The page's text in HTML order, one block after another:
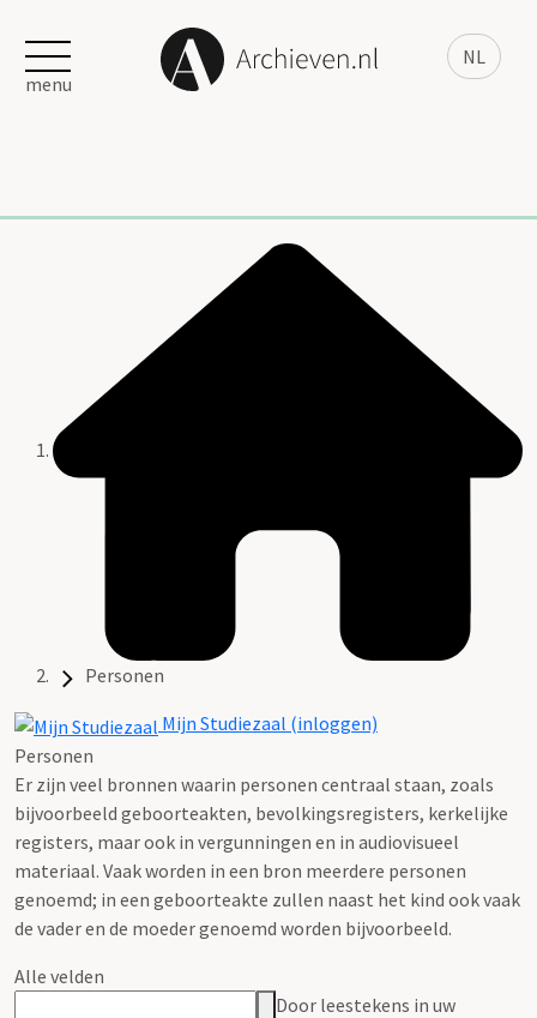
NL
menu
Personen
Mijn Studiezaal (inloggen)
Personen
Er zijn veel bronnen waarin personen centraal staan, zoals
bijvoorbeeld geboorteakten, bevolkingsregisters, kerkelijke
registers, maar ook in vergunningen en in audiovisueel
materiaal. Vaak worden in een bron meerdere personen
genoemd; in een geboorteakte zullen naast het kind ook vaak
de vader en de moeder genoemd worden bijvoorbeeld.
Alle velden
Door leestekens in uw